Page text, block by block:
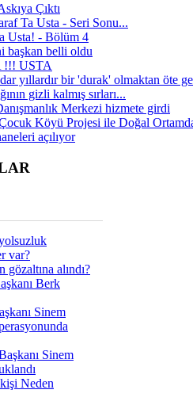
Çıktı
Ta Usta - Seri Sonu...
Usta! - Bölüm 4
başkan belli oldu
!!! USTA
yıllardır bir 'durak' olmaktan öte
gizli kalmış sırları...
Merkezi hizmete girdi
Köyü Projesi ile Doğal
açılıyor
var?
gözaltına alındı?
Berk
Sinem
Sinem
Neden